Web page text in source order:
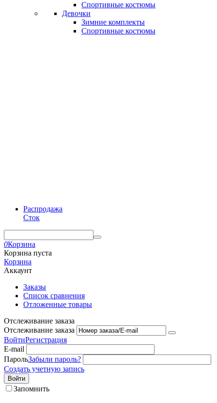
Спортивные костюмы
Девочки
Зимние комплекты
Спортивные костюмы
Распродажа
Сток
0Корзина
Корзина пуста
Корзина
Аккаунт
Заказы
Список сравнения
Отложенные товары
Отслеживание заказа
Отслеживание заказа
ВойтиРегистрация
E-mail
ПарольЗабыли пароль?
Создать учетную запись
Войти
Запомнить